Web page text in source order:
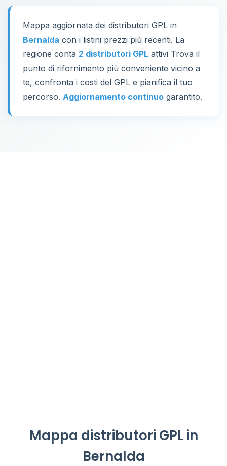
Mappa aggiornata dei distributori GPL in
Bernalda con i listini prezzi più recenti. La
regione conta 2 distributori GPL attivi Trova il
punto di rifornimento più conveniente vicino a
te, confronta i costi del GPL e pianifica il tuo
percorso. Aggiornamento continuo garantito.
Mappa distributori GPL in
Bernalda